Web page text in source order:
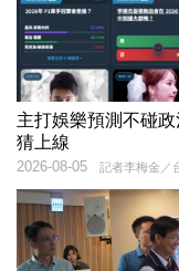
主打娛樂預測不碰
猜上線
記者李梅金／
2026-08-05